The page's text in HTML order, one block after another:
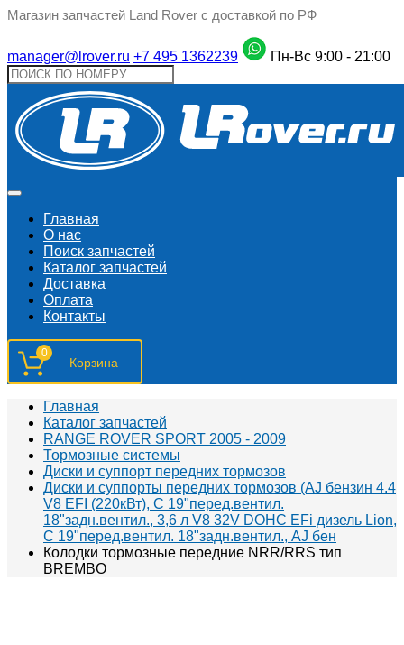
Магазин запчастей Land Rover с доставкой по РФ
manager@lrover.ru +7 495 1362239 Пн-Вс 9:00 - 21:00
Главная
О нас
Поиск запчастeй
Каталог запчастей
Доставка
Оплата
Контакты
0
Главная
Каталог запчастей
RANGE ROVER SPORT 2005 - 2009
Тормозные системы
Диски и суппорт передних тормозов
Диски и суппорты передних тормозов (AJ бензин 4.4
V8 EFI (220кВт), С 19"перед.вентил.
18"задн.вентил., 3,6 л V8 32V DOHC EFi дизель Lion,
С 19"перед.вентил. 18"задн.вентил., AJ бен
Колодки тормозные передние NRR/RRS тип
BREMBO